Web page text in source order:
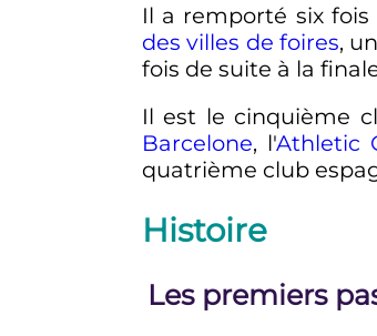
Il a remporté six fois
des villes de foires,
fois de suite à la
Il est le cinquième
Barcelone, l'Athletic
quatrième club
Histoire
Les premiers